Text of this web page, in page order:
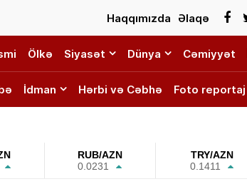
Haqqımızda Əlaqə
Ölkə Siyasət Dünya Cəmiyyət
İdman Hərbi və Cəbhə Foto reportaj
RUB/AZN
0.0231
TRY/AZN
0.1411